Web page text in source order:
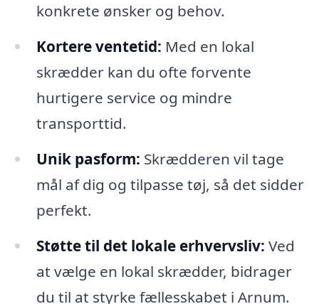
konkrete ønsker og behov.
Kortere ventetid: Med en lokal
skrædder kan du ofte forvente
hurtigere service og mindre
transporttid.
Unik pasform: Skrædderen vil tage
mål af dig og tilpasse tøj, så det sidder
perfekt.
Støtte til det lokale erhvervsliv: Ved
at vælge en lokal skrædder, bidrager
du til at styrke fællesskabet i Arnum.